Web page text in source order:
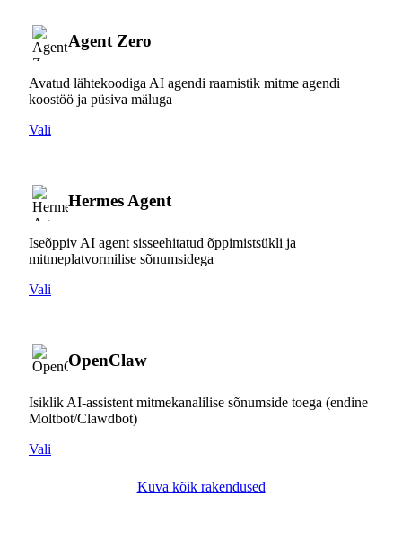
Agent Zero
Avatud lähtekoodiga AI agendi raamistik mitme agendi
koostöö ja püsiva mäluga
Vali
Hermes Agent
Iseõppiv AI agent sisseehitatud õppimistsükli ja
mitmeplatvormilise sõnumsidega
Vali
OpenClaw
Isiklik AI-assistent mitmekanalilise sõnumside toega (endine
Moltbot/Clawdbot)
Vali
Kuva kõik rakendused